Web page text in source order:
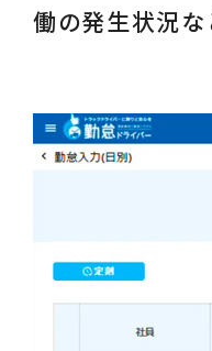
働の発生状況な